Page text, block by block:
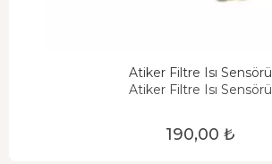
Atiker Filtre Isı Sensörü
Atiker Filtre Isı Sensörü
190,00 ₺